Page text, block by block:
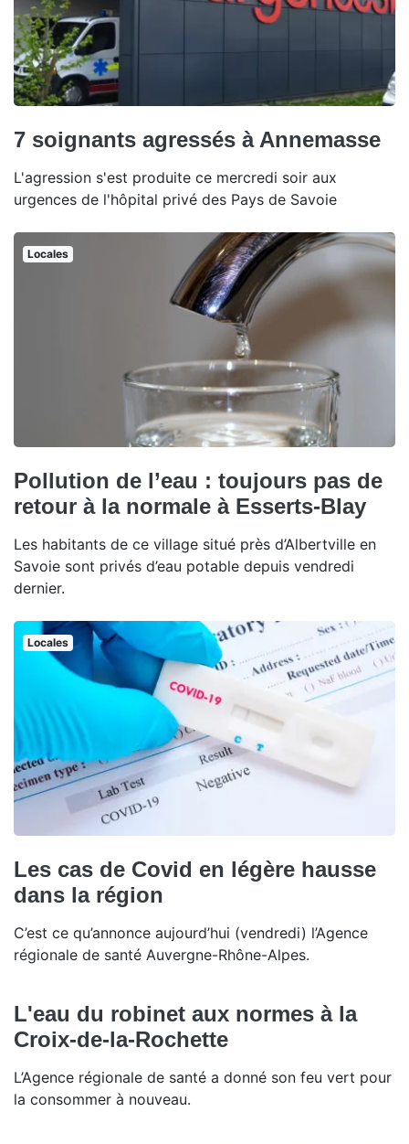
7 soignants agressés à Annemasse
L'agression s'est produite ce mercredi soir aux
urgences de l'hôpital privé des Pays de Savoie
Locales
Pollution de l’eau : toujours pas de
retour à la normale à Esserts-Blay
Les habitants de ce village situé près d’Albertville en
Savoie sont privés d’eau potable depuis vendredi
dernier.
Locales
Les cas de Covid en légère hausse
dans la région
C’est ce qu’annonce aujourd’hui (vendredi) l’Agence
régionale de santé Auvergne-Rhône-Alpes.
L'eau du robinet aux normes à la
Croix-de-la-Rochette
L’Agence régionale de santé a donné son feu vert pour
la consommer à nouveau.